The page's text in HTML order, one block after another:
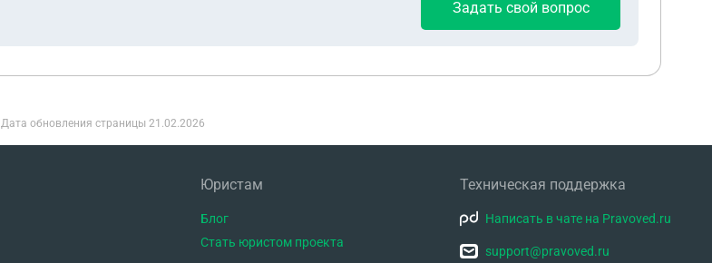
Задать свой вопрос
Дата обновления страницы 21.02.2026
Юристам
Блог
Стать юристом проекта
Техническая поддержка
Написать в чате на Pravoved.ru
support@pravoved.ru